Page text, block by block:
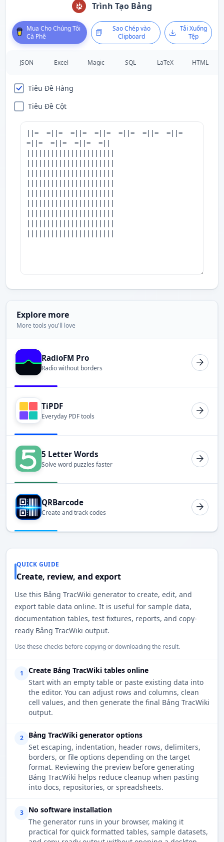
Trình Tạo Bảng
Mua Cho Chúng Tôi
Cà Phê
Sao Chép vào
Clipboard
Tải Xuống
Tệp
JSON Excel Magic SQL LaTeX HTML
Tiêu Đề Hàng
Tiêu Đề Cột
Explore more
More tools you'll love
RadioFM Pro
Radio without borders
TiPDF
Everyday PDF tools
5 Letter Words
Solve word puzzles faster
QRBarcode
Create and track codes
QUICK GUIDE
Create, review, and export
Use this Bảng TracWiki generator to create, edit, and
export table data online. It is useful for sample data,
documentation tables, test fixtures, reports, and copy-
ready Bảng TracWiki output.
Use these checks before copying or downloading the result.
1
Create Bảng TracWiki tables online
Start with an empty table or paste existing data into
the editor. You can adjust rows and columns, clean
cell values, and then generate the final Bảng TracWiki
output.
2
Bảng TracWiki generator options
Set escaping, indentation, header rows, delimiters,
borders, or file options depending on the target
format. Reviewing the preview before generating
Bảng TracWiki helps reduce cleanup when pasting
into docs, repositories, or spreadsheets.
3
No software installation
The generator runs in your browser, making it
practical for quick formatted tables, sample datasets,